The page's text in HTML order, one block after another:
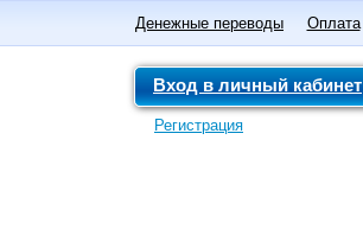
Денежные переводы Оплата
Вход в личный кабинет
Регистрация